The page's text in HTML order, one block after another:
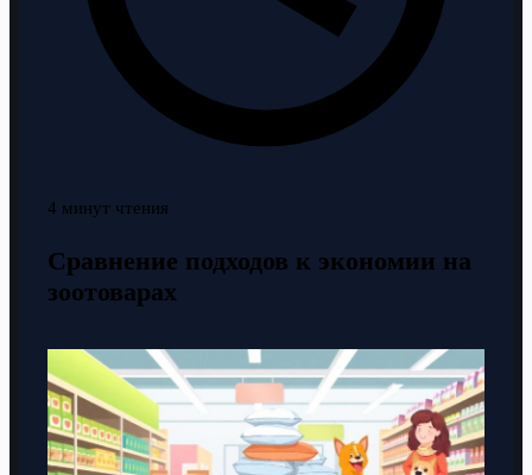
4 минут чтения
Сравнение подходов к экономии на
зоотоварах